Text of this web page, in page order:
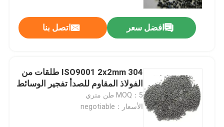
المنتجات
افضل سعر اتصل بنا
ISO9001 2x2mm 304 طلقات من
الفولاذ المقاوم للصدأ تفجير الوسائط
MOQ：5 طن متري
الأسعار：negotiable